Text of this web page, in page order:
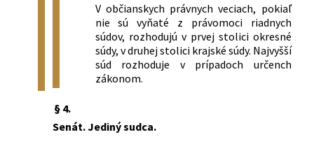
V občianskych právnych veciach, pokiaľ
nie sú vyňaté z právomoci riadnych
súdov, rozhodujú v prvej stolici okresné
súdy, v druhej stolici krajské súdy. Najvyšší
súd rozhoduje v prípadoch určench
zákonom.
§ 4.
Senát. Jediný sudca.